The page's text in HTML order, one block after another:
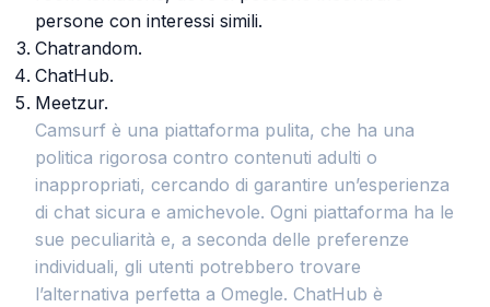
persone con interessi simili.
Chatrandom.
ChatHub.
Meetzur.
Camsurf è una piattaforma pulita, che ha una
politica rigorosa contro contenuti adulti o
inappropriati, cercando di garantire un’esperienza
di chat sicura e amichevole. Ogni piattaforma ha le
sue peculiarità e, a seconda delle preferenze
individuali, gli utenti potrebbero trovare
l’alternativa perfetta a Omegle. ChatHub è